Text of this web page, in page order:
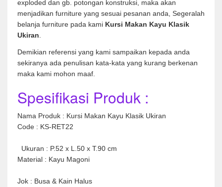
exploded dan gb. potongan konstruksi, maka akan
menjadikan furniture yang sesuai pesanan anda, Segeralah
belanja furniture pada kami Kursi Makan Kayu Klasik
Ukiran
Demikian referensi yang kami sampaikan kepada anda
sekiranya ada penulisan kata-kata yang kurang berkenan
maka kami mohon maaf.
Spesifikasi Produk :
Nama Produk : Kursi Makan Kayu Klasik Ukiran
Code : KS-RET22
Ukuran : P.52 x L.50 x T.90 cm
Material : Kayu Magoni
Jok : Busa & Kain Halus